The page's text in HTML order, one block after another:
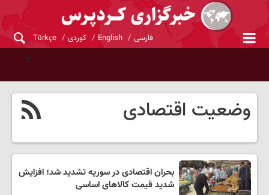
فارسی English کوردی Türkçe
وضعیت اقتصادی
بحران اقتصادی در سوریه تشدید شد؛ افزایش
شدید قیمت کالاهای اساسی